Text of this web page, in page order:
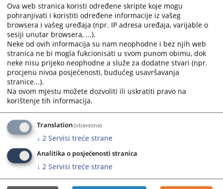
the
question
mark
key
to
get
the
keyboard
shortcuts
changing
dates.
the
question
mark
key
to
get
the
keyboard
dates.
04.11.2019.
JAVNI OGLAS za popunu radnog mjesta namještenika
(daktilograf)
25.06.2015.
Public competition for hiring of trainee in the Cantonal
Court in Livno
05.02.2015.
JAVNI OGLAS za popunu radnog mjesta namještenika
(daktilograf)
Ova web stranica koristi određene skripte koje mogu
pohranjivati i koristiti određene informacije iz vašeg
browsera i vašeg uređaja (npr. IP adresa uređaja, varijable o
sesiji unutar browsera, ...).
Neke od ovih informacija su nam neophodne i bez njih web
stranica ne bi mogla fukcionisati u svom punom obimu, dok
neke nisu prijeko neophodne a služe za dodatne stvari (npr.
procjenu nivoa posjećenosti, budućeg usavršavanja
stranice...).
Na ovom mjestu možete dozvoliti ili uskratiti pravo na
korištenje tih informacija.
Translation(obavezna)
↓ 2 Servisi treće strane
Analitika o posjećenosti stranica
↓ 2 Servisi treće strane